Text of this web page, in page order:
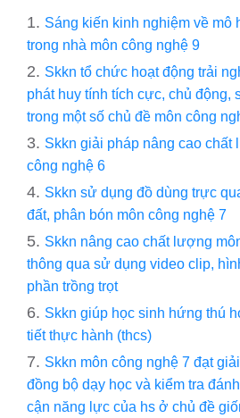
Sáng kiến kinh nghiệm về mô
trong nhà môn công nghệ 9
Skkn tổ chức hoạt động trải
phát huy tính tích cực, chủ động,
trong một số chủ đề môn công
Skkn giải pháp nâng cao
công nghệ 6
Skkn sử dụng đồ dùng trực
đất, phân bón môn công nghệ 7
Skkn nâng cao chất lượng
thông qua sử dụng video clip,
phần trồng trọt
Skkn giúp học sinh hứng thú
tiết thực hành (thcs)
Skkn môn công nghệ 7 đạt
đồng bộ dạy học và kiểm tra
cận năng lực của hs ở chủ đề